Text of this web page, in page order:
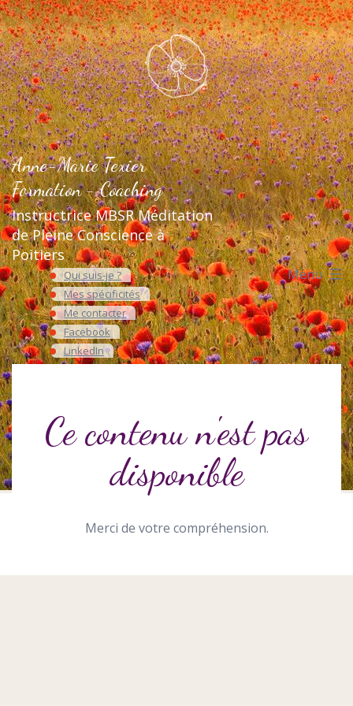
Aller
au
contenu
Anne-Marie Texier
Formation - Coaching
Instructrice MBSR Méditation
de Pleine Conscience à
Poitiers
Qui suis-je ?
Mes spécificités
Me contacter
Facebook
LinkedIn
Menu
Ce contenu n'est pas
disponible
Merci de votre compréhension.